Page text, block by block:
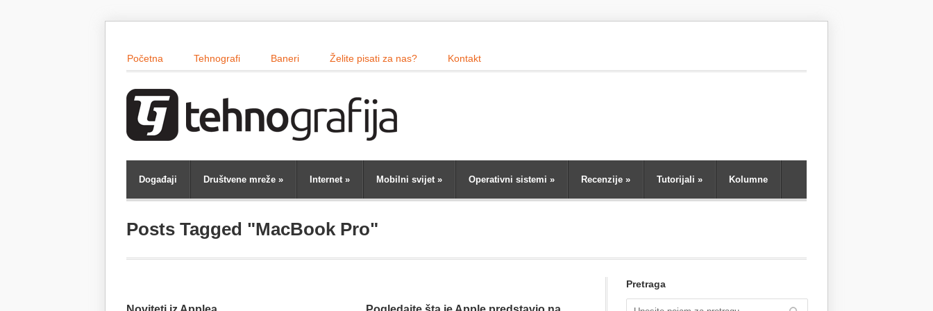
Početna Tehnografi Baneri Želite pisati za nas? Kontakt
Događaji Društvene mreže » Internet» Mobilni svijet» Operativni sistemi » Recenzije » Tutorijali » Kolumne
Posts Tagged "MacBook Pro"
Pretraga